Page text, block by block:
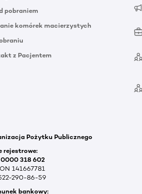
pobraniem
komórek macierzystych
z Pacjentem
Pożytku Publicznego
rejestrowe:
0000 318 602
141667781
290-86-59
bankowy: